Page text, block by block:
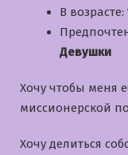
В возрасте:
Девушки
Хочу чтобы меня
миссионерской
Хочу делиться